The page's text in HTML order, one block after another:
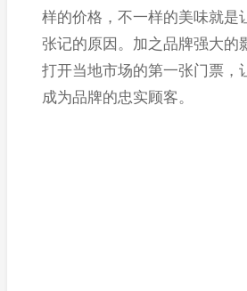
样的价格，不一样的美味就是
张记的原因。加之品牌强大的
打开当地市场的第一张门票，
成为品牌的忠实顾客。